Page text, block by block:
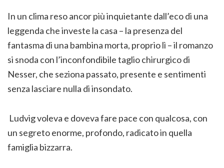
In un clima reso ancor più inquietante dall’eco di una
leggenda che investe la casa – la presenza del
fantasma di una bambina morta, proprio lì – il romanzo
si snoda con l’inconfondibile taglio chirurgico di
Nesser, che seziona passato, presente e sentimenti
senza lasciare nulla di insondato.
Ludvig voleva e doveva fare pace con qualcosa, con
un segreto enorme, profondo, radicato in quella
famiglia bizzarra.